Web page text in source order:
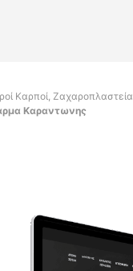
Καρποί,
Καραντωνης